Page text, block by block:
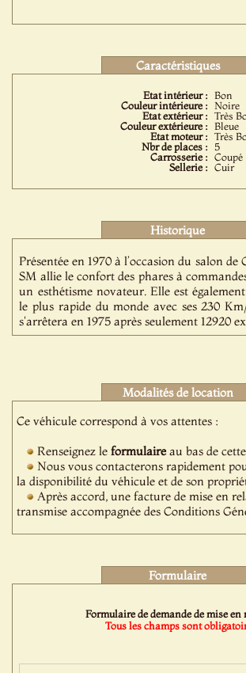
Caractéristiques
Etat intérieur : Bon
Couleur intérieure : Noire
Etat extérieur : Très
Couleur extérieure : Bleue
Etat moteur : Très
Nbr de places :
5
Carrosserie : Coupé
Sellerie : Cuir
Historique
Présentée en 1970 à l’occasion du salon de
SM allie le confort des phares à
un esthétisme novateur. Elle est
le plus rapide du monde avec ses 230
s'arrêtera en 1975 après seulement 12920
Modalités de location
Ce véhicule correspond à vos attentes :
Renseignez leformulaireau bas de
Nous vous contacterons rapidement
la disponibilité du véhicule et de son
Après accord, une facture de mise en
transmise accompagnée des Conditions
Formulaire
Formulaire de demande de mise en
Tous les champs sont